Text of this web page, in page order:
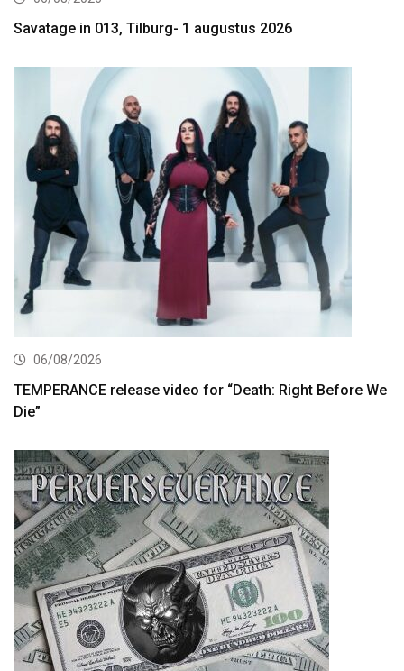
Savatage in 013, Tilburg- 1 augustus 2026
06/08/2026
TEMPERANCE release video for “Death: Right Before We
Die”